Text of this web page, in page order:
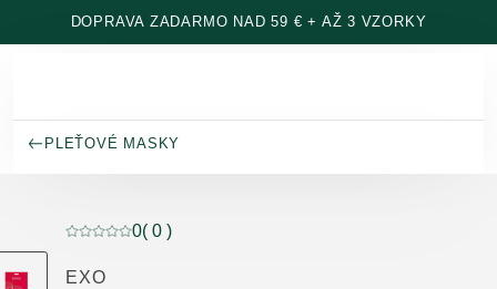
Prejsť na hlavný obsah
DOPRAVA ZADARMO NAD 59 € + AŽ 3 VZORKY
PLEŤOVÉ MASKY
Aktuálne hodnotenie: 0 z 5 hviezdičiek hodnotené 0
0( 0 )
EXO